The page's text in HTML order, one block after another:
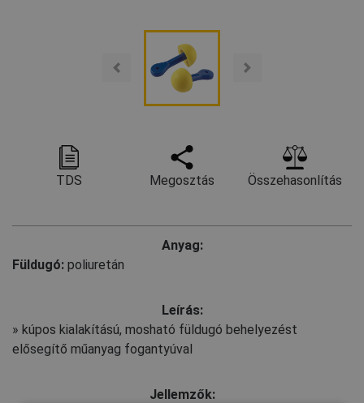
TDS Megosztás Összehasonlítás
Anyag:
Füldugó: poliuretán
Leírás:
» kúpos kialakítású, mosható füldugó behelyezést
elősegítő műanyag fogantyúval
Jellemzők: